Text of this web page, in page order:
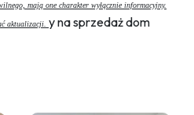
mają one charakter wyłącznie informacyjny.
aktualizacji. y na sprzedaż dom